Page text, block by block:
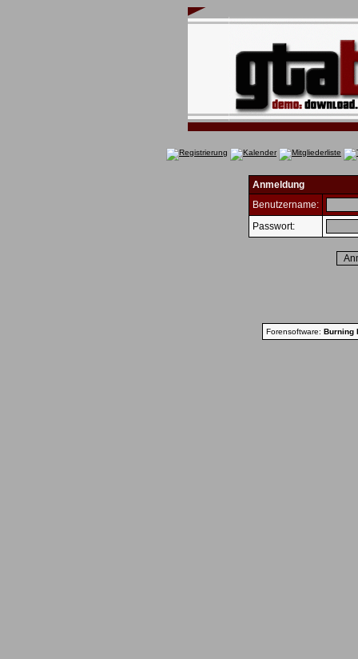
Anmeldung
Benutzername:
Passwort:
Forensoftware: Burning